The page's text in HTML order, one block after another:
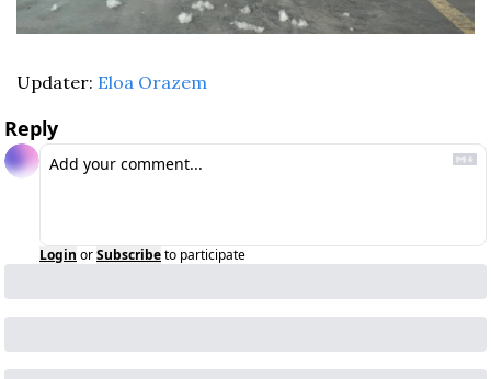
Updater: Eloa Orazem
Reply
Login orSubscribeto participate